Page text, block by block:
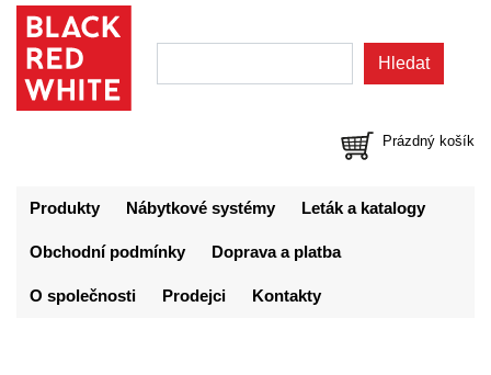
Prázdný košík
Produkty Nábytkové systémy Leták a katalogy
Obchodní podmínky Doprava a platba
O společnosti Prodejci Kontakty